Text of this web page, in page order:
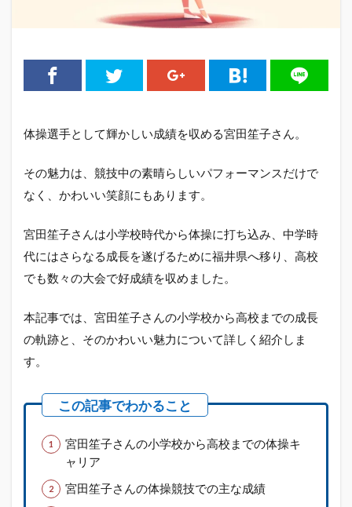
体操選手として輝かしい成績を収める宮田笙子さん。
その魅力は、競技中の素晴らしいパフォーマンスだけで
なく、かわいい笑顔にもあります。
宮田笙子さんは小学校時代から体操に打ち込み、中学時
代にはさらなる成長を遂げるために福井県へ移り、高校
でも数々の大会で好成績を収めました。
本記事では、宮田笙子さんの小学校から高校までの成長
の軌跡と、そのかわいい魅力について詳しく紹介しま
す。
宮田笙子さんの小学校から高校までの体操キ
ャリア
宮田笙子さんの体操競技での主な成績